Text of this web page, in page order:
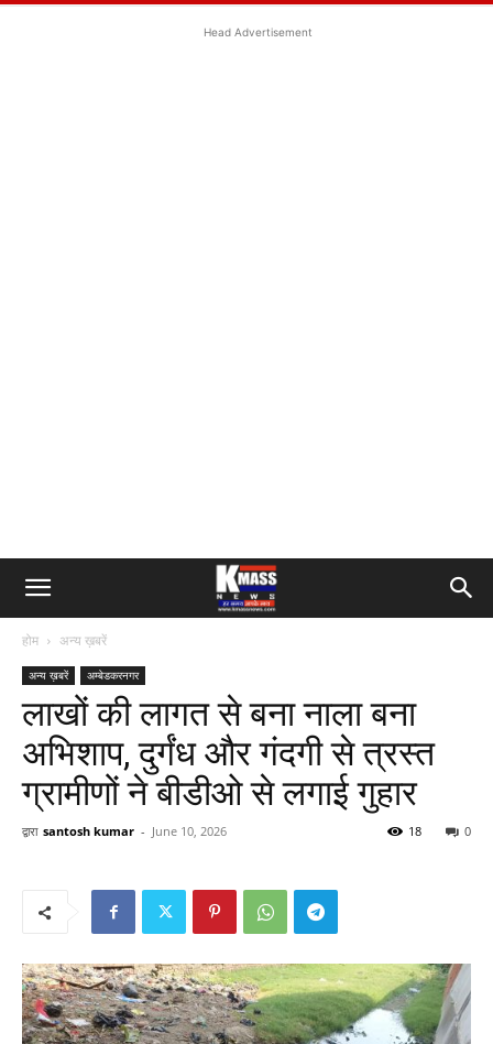
Head Advertisement
होम अन्य ख़बरें
अन्य ख़बरें अम्बेडकरनगर
लाखों की लागत से बना नाला बना
अभिशाप, दुर्गंध और गंदगी से त्रस्त
ग्रामीणों ने बीडीओ से लगाई गुहार
द्वारा santosh kumar - June 10, 2026 0
18